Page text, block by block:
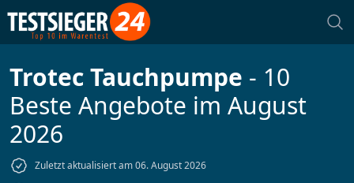
Trotec Tauchpumpe - 10
Beste Angebote im August
2026
Zuletzt aktualisiert am 06. August 2026